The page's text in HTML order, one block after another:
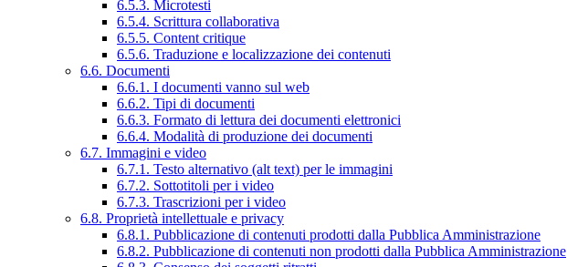
6.5.3. Microtesti
6.5.4. Scrittura collaborativa
6.5.5. Content critique
6.5.6. Traduzione e localizzazione dei contenuti
6.6. Documenti
6.6.1. I documenti vanno sul web
6.6.2. Tipi di documenti
6.6.3. Formato di lettura dei documenti elettronici
6.6.4. Modalità di produzione dei documenti
6.7. Immagini e video
6.7.1. Testo alternativo (alt text) per le immagini
6.7.2. Sottotitoli per i video
6.7.3. Trascrizioni per i video
6.8. Proprietà intellettuale e privacy
6.8.1. Pubblicazione di contenuti prodotti dalla Pubblica Amministrazione
6.8.2. Pubblicazione di contenuti non prodotti dalla Pubblica Amministrazione